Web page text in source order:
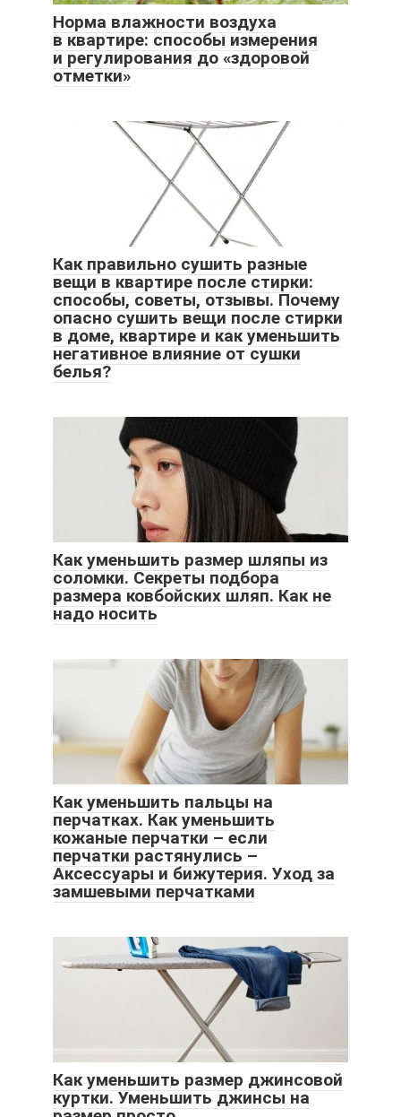
Норма влажности воздуха
в квартире: способы измерения
и регулирования до «здоровой
отметки»
Как правильно сушить разные
вещи в квартире после стирки:
способы, советы, отзывы. Почему
опасно сушить вещи после стирки
в доме, квартире и как уменьшить
негативное влияние от сушки
белья?
Как уменьшить размер шляпы из
соломки. Секреты подбора
размера ковбойских шляп. Как не
надо носить
Как уменьшить пальцы на
перчатках. Как уменьшить
кожаные перчатки – если
перчатки растянулись –
Аксессуары и бижутерия. Уход за
замшевыми перчатками
Как уменьшить размер джинсовой
куртки. Уменьшить джинсы на